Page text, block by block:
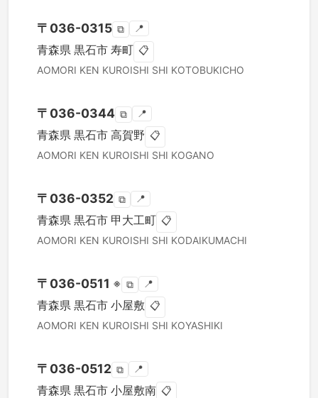
〒 036-0315 ⧉ 📍
青森県 黒石市 寿町 📋
AOMORI KEN KUROISHI SHI KOTOBUKICHO
〒 036-0344 ⧉ 📍
青森県 黒石市 高賀野 📋
AOMORI KEN KUROISHI SHI KOGANO
〒 036-0352 ⧉ 📍
青森県 黒石市 甲大工町 📋
AOMORI KEN KUROISHI SHI KODAIKUMACHI
〒 036-0511 ※ ⧉ 📍
青森県 黒石市 小屋敷 📋
AOMORI KEN KUROISHI SHI KOYASHIKI
〒 036-0512 ⧉ 📍
青森県 黒石市 小屋敷南 📋